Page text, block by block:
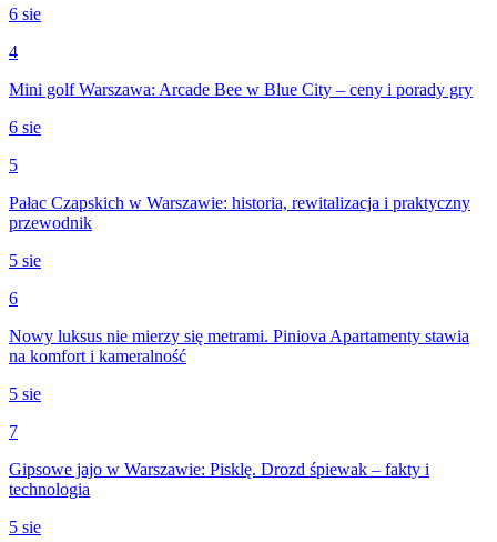
6 sie
4
Mini golf Warszawa: Arcade Bee w Blue City – ceny i porady gry
6 sie
5
Pałac Czapskich w Warszawie: historia, rewitalizacja i praktyczny
przewodnik
5 sie
6
Nowy luksus nie mierzy się metrami. Piniova Apartamenty stawia
na komfort i kameralność
5 sie
7
Gipsowe jajo w Warszawie: Pisklę. Drozd śpiewak – fakty i
technologia
5 sie